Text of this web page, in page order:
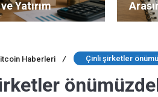
Yatırım
Haberleri / Çinli şirketler